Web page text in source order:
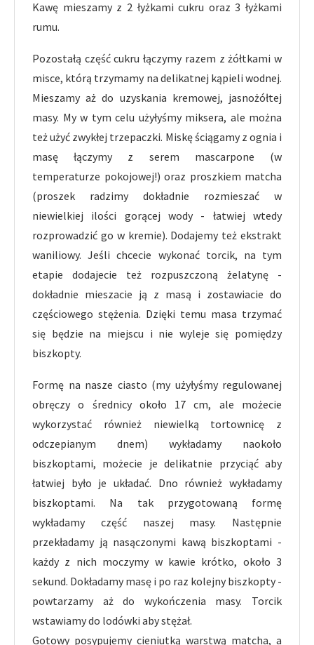
Kawę mieszamy z 2 łyżkami cukru oraz 3 łyżkami
rumu.
Pozostałą część cukru łączymy razem z żółtkami w
misce, którą trzymamy na delikatnej kąpieli wodnej.
Mieszamy aż do uzyskania kremowej, jasnożółtej
masy. My w tym celu użyłyśmy miksera, ale można
też użyć zwykłej trzepaczki. Miskę ściągamy z ognia i
masę łączymy z serem mascarpone (w
temperaturze pokojowej!) oraz proszkiem matcha
(proszek radzimy dokładnie rozmieszać w
niewielkiej ilości gorącej wody - łatwiej wtedy
rozprowadzić go w kremie). Dodajemy też ekstrakt
waniliowy. Jeśli chcecie wykonać torcik, na tym
etapie dodajecie też rozpuszczoną żelatynę -
dokładnie mieszacie ją z masą i zostawiacie do
częściowego stężenia. Dzięki temu masa trzymać
się będzie na miejscu i nie wyleje się pomiędzy
biszkopty.
Formę na nasze ciasto (my użyłyśmy regulowanej
obręczy o średnicy około 17 cm, ale możecie
wykorzystać również niewielką tortownicę z
odczepianym dnem) wykładamy naokoło
biszkoptami, możecie je delikatnie przyciąć aby
łatwiej było je układać. Dno również wykładamy
biszkoptami. Na tak przygotowaną formę
wykładamy część naszej masy. Następnie
przekładamy ją nasączonymi kawą biszkoptami -
każdy z nich moczymy w kawie krótko, około 3
sekund. Dokładamy masę i po raz kolejny biszkopty -
powtarzamy aż do wykończenia masy. Torcik
wstawiamy do lodówki aby stężał.
Gotowy posypujemy cieniutką warstwą matcha, a